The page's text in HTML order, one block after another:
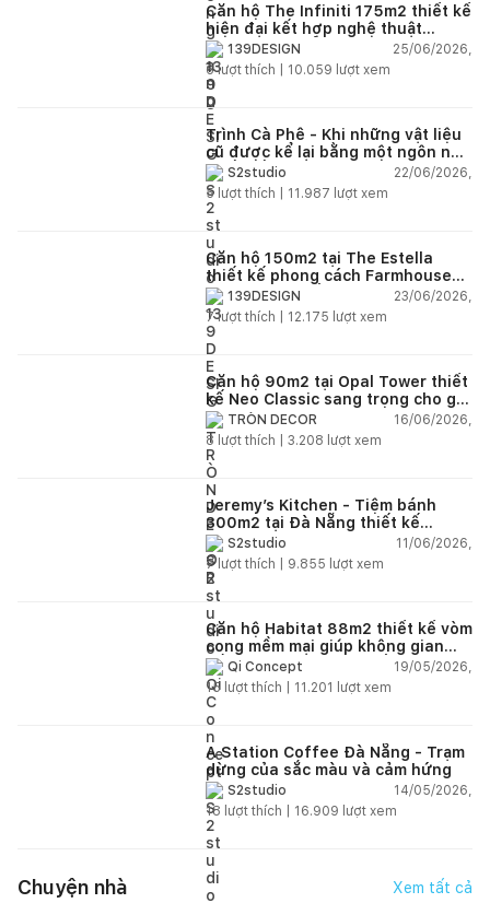
Căn hộ The Infiniti 175m2 thiết kế
hiện đại kết hợp nghệ thuật
Modern Art đầy cảm xúc
139DESIGN
25/06/2026,
6lượt thích | 10.059 lượt xem
Trình Cà Phê - Khi những vật liệu
cũ được kể lại bằng một ngôn ngữ
thiết kế mới
S2studio
22/06/2026,
5 lượt thích | 11.987 lượt xem
Căn hộ 150m2 tại The Estella
thiết kế phong cách Farmhouse
thanh lịch và ấm áp
139DESIGN
23/06/2026,
7lượt thích | 12.175 lượt xem
Căn hộ 90m2 tại Opal Tower thiết
kế Neo Classic sang trọng cho gia
đình trẻ
TRÒN DECOR
16/06/2026,
8 lượt thích | 3.208 lượt xem
Jeremy’s Kitchen - Tiệm bánh
300m2 tại Đà Nẵng thiết kế
phong cách công nghiệp hiện đại
ngập tràn ánh sáng tự nhiên
S2studio
11/06/2026,
7lượt thích | 9.855 lượt xem
Căn hộ Habitat 88m2 thiết kế vòm
cong mềm mại giúp không gian
sống hiện đại trở nên ấm áp hơn
Qi Concept
19/05/2026,
15 lượt thích | 11.201 lượt xem
A Station Coffee Đà Nẵng - Trạm
dừng của sắc màu và cảm hứng
S2studio
14/05/2026,
18 lượt thích | 16.909 lượt xem
Chuyện nhà Xem tất cả